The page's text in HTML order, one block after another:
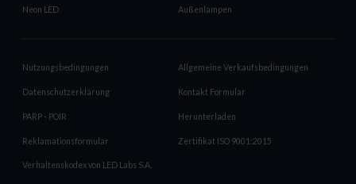
Neon LED Außenlampen
Nutzungsbedingungen Allgemeine Verkaufsbedingungen
Datenschutzerklärung Kontakt Formular
PARP - POIR Herunterladen
Reklamationsformular Zertifikat ISO 9001:2015
Verhaltenskodex von LED Labs S.A.